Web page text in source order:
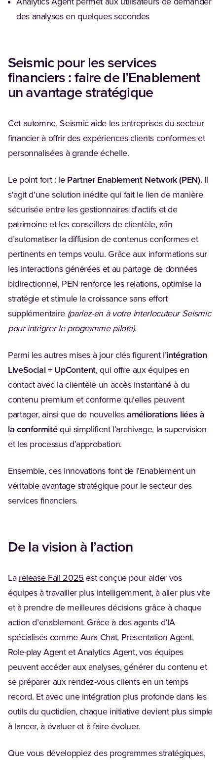
des analyses en quelques secondes
Seismic pour les services
financiers : faire de l’Enablement
un avantage stratégique
Cet automne, Seismic aide les entreprises du secteur
financier à offrir des expériences clients conformes et
personnalisées à grande échelle.
Le point fort : le Partner Enablement Network (PEN).Il
s'agit d'une solution inédite qui fait le lien de manière
sécurisée entre les gestionnaires d’actifs et de
patrimoine et les conseillers de clientèle, afin
d’automatiser la diffusion de contenus conformes et
pertinents en temps voulu. Grâce aux informations sur
les interactions générées et au partage de données
bidirectionnel, PEN renforce les relations, optimise la
stratégie et stimule la croissance sans effort
supplémentaire (parlez-en à votre interlocuteur Seismic
pour intégrer le programme pilote).
Parmi les autres mises à jour clés figurent l’intégration
LiveSocial + UpContent, qui offre aux équipes en
contact avec la clientèle un accès instantané à du
contenu premium et conforme qu’elles peuvent
partager, ainsi que de nouvellesaméliorations liées à
la conformitéqui simplifient l’archivage, la supervision
et les processus d’approbation.
Ensemble, ces innovations font de l’Enablement un
véritable avantage stratégique pour le secteur des
services financiers.
De la vision à l’action
La release Fall 2025(Opens in a new tab)
est conçue pour aider vos
équipes à travailler plus intelligemment, à aller plus vite
et à prendre de meilleures décisions grâce à chaque
action d’enablement. Grâce à des agents d’IA
spécialisés comme Aura Chat, Presentation Agent,
Role-play Agent et Analytics Agent, vos équipes
peuvent accéder aux analyses, générer du contenu et
se préparer aux rendez-vous clients en un temps
record. Et avec une intégration plus profonde dans les
outils du quotidien, chaque initiative devient plus simple
à lancer, à évaluer et à faire évoluer.
Que vous développiez des programmes stratégiques,